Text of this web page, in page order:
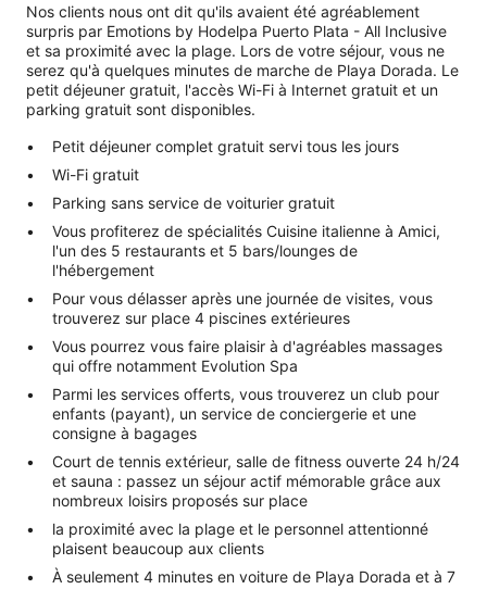
Nos clients nous ont dit qu'ils avaient été agréablement
surpris par Emotions by Hodelpa Puerto Plata - All Inclusive
et sa proximité avec la plage. Lors de votre séjour, vous ne
serez qu'à quelques minutes de marche de Playa Dorada. Le
petit déjeuner gratuit, l'accès Wi-Fi à Internet gratuit et un
parking gratuit sont disponibles.
Petit déjeuner complet gratuit servi tous les jours
Wi-Fi gratuit
Parking sans service de voiturier gratuit
Vous profiterez de spécialités Cuisine italienne à Amici,
l'un des 5 restaurants et 5 bars/lounges de
l'hébergement
Pour vous délasser après une journée de visites, vous
trouverez sur place 4 piscines extérieures
Vous pourrez vous faire plaisir à d'agréables massages
qui offre notamment Evolution Spa
Parmi les services offerts, vous trouverez un club pour
enfants (payant), un service de conciergerie et une
consigne à bagages
Court de tennis extérieur, salle de fitness ouverte 24 h/24
et sauna : passez un séjour actif mémorable grâce aux
nombreux loisirs proposés sur place
la proximité avec la plage et le personnel attentionné
plaisent beaucoup aux clients
À seulement 4 minutes en voiture de Playa Dorada et à 7